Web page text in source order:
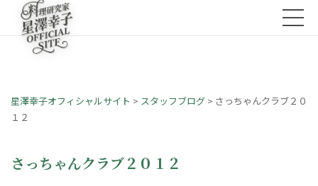
星澤幸子オフィシャルサイト > スタッフブログ > さっちゃんクラブ２０
１２
さっちゃんクラブ２０１２